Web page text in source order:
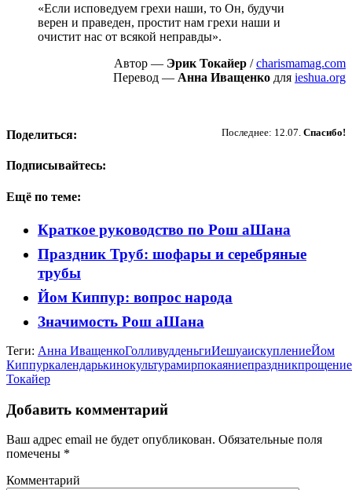
«Если исповедуем грехи наши, то Он, будучи
верен и праведен, простит нам грехи наши и
очистит нас от всякой неправды».
Автор — Эрик Токайер /charismamag.com
Перевод — Анна Иващенко для ieshua.org
Последнее: 12.07. Спасибо!
Поделиться:
Подписывайтесь:
Ещё по теме:
Краткое руководство по Рош аШана
Праздник Труб: шофары и серебряные
трубы
Йом Киппур: вопрос народа
Значимость Рош аШана
Теги: Анна ИващенкоГолливудденьгиИешуаискуплениеЙом
Киппуркалендарькинокультурамирпокаяниепраздникпрощение
Токайер
Добавить комментарий
Ваш адрес email не будет опубликован. Обязательные поля
помечены *
Комментарий